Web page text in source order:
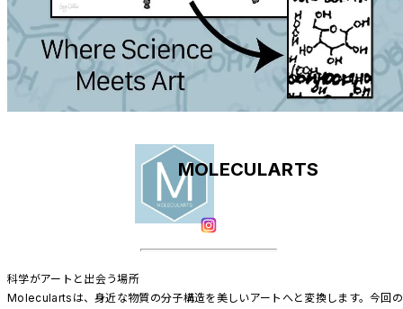
MOLECULARTS
科学がアートと出会う場所
Moleculartsは、身近な物質の分子構造を美しいアートへと変換します。今回の